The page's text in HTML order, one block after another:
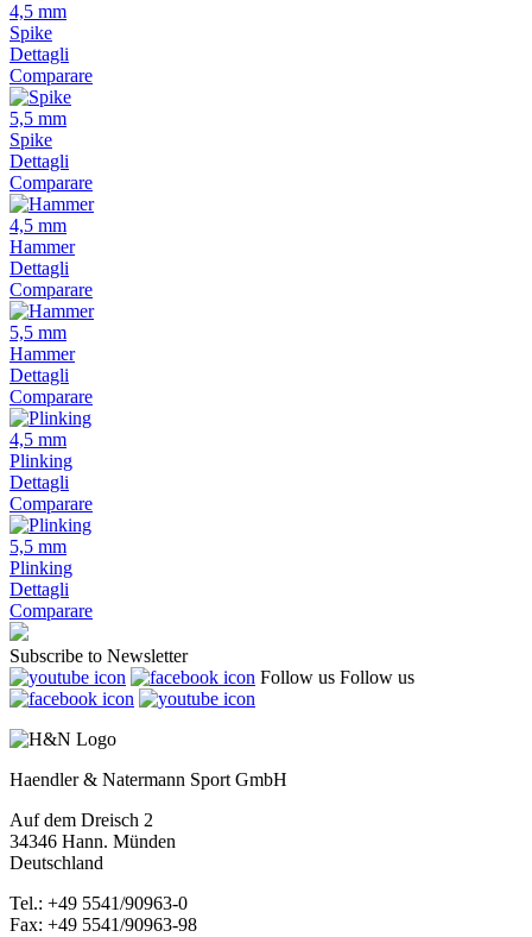
4,5 mm
Spike
Dettagli
Comparare
5,5 mm
Spike
Dettagli
Comparare
4,5 mm
Hammer
Dettagli
Comparare
5,5 mm
Hammer
Dettagli
Comparare
4,5 mm
Plinking
Dettagli
Comparare
5,5 mm
Plinking
Dettagli
Comparare
Subscribe to Newsletter
Follow us Follow us
Haendler & Natermann Sport GmbH
Auf dem Dreisch 2
34346 Hann. Münden
Deutschland
Tel.: +49 5541/90963-0
Fax: +49 5541/90963-98